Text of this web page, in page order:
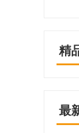
精
最